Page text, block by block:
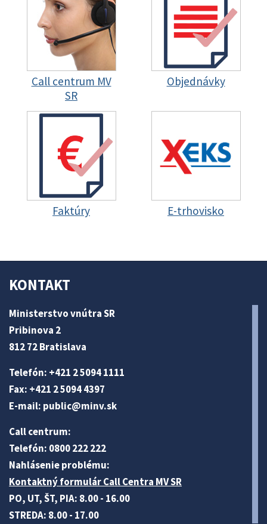
Call centrum MV
SR
Objednávky
Faktúry E-trhovisko
KONTAKT
Ministerstvo vnútra SR
Pribinova 2
812 72 Bratislava
Telefón: +421 2 5094 1111
Fax: +421 2 5094 4397
E-mail: public@minv.sk
Call centrum:
Telefón: 0800 222 222
Nahlásenie problému:
Kontaktný formulár Call Centra MV SR
PO, UT, ŠT, PIA: 8.00 - 16.00
STREDA: 8.00 - 17.00